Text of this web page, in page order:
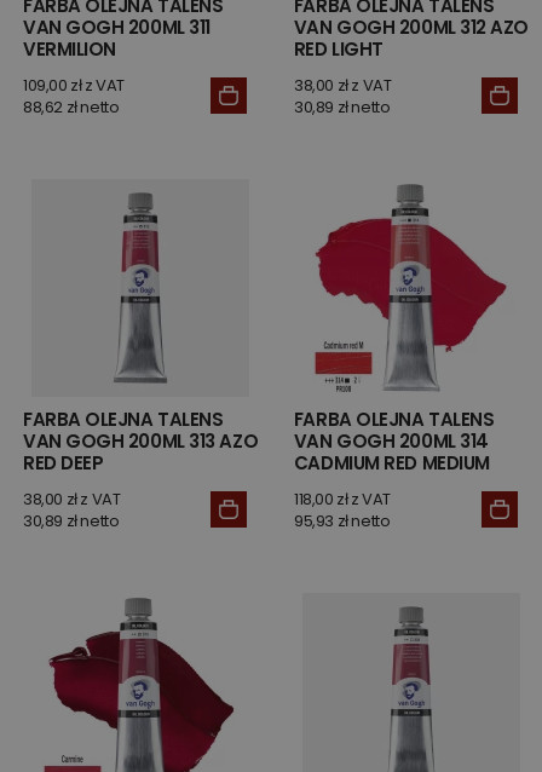
FARBA OLEJNA TALENS
VAN GOGH 200ML 311
VERMILION
109,00 zł z VAT
88,62 zł netto
FARBA OLEJNA TALENS
VAN GOGH 200ML 312 AZO
RED LIGHT
38,00 zł z VAT
30,89 zł netto
FARBA OLEJNA TALENS
VAN GOGH 200ML 313 AZO
RED DEEP
38,00 zł z VAT
30,89 zł netto
FARBA OLEJNA TALENS
VAN GOGH 200ML 314
CADMIUM RED MEDIUM
118,00 zł z VAT
95,93 zł netto